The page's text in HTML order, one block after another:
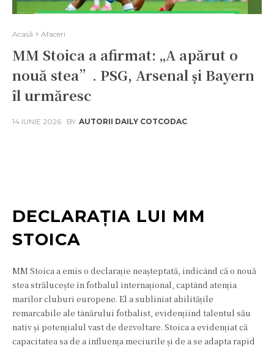
Acasă Afaceri
MM Stoica a afirmat: „A apărut o
nouă stea”. PSG, Arsenal și Bayern
îl urmăresc
14 IUNIE 2026 BY AUTORII DAILY COTCODAC
DECLARAȚIA LUI MM
STOICA
MM Stoica a emis o declarație neașteptată, indicând că o nouă
stea strălucește în fotbalul internațional, captând atenția
marilor cluburi europene. El a subliniat abilitățile
remarcabile ale tânărului fotbalist, evidențiind talentul său
nativ și potențialul vast de dezvoltare. Stoica a evidențiat că
capacitatea sa de a influența meciurile și de a se adapta rapid